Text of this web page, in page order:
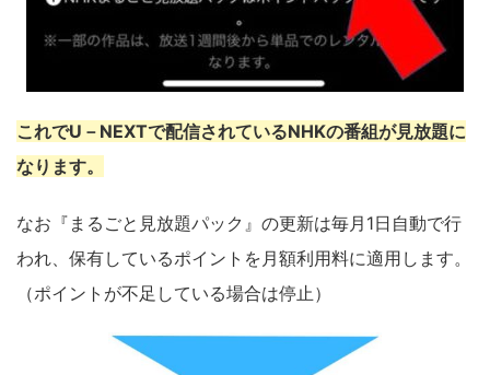
これでU－NEXTで配信されているNHKの番組が見放題に
なります。
なお『まるごと見放題パック』の更新は毎月1日自動で行
われ、保有しているポイントを月額利用料に適用します。
（ポイントが不足している場合は停止）